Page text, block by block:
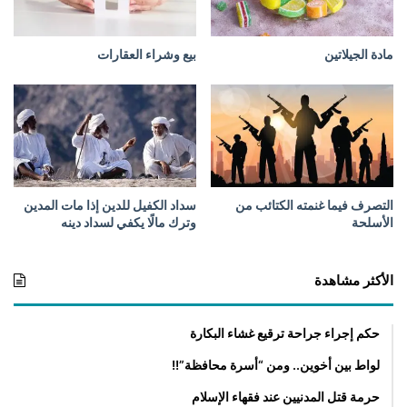
ك
ف
مادة الجيلاتين بيع وشراء العقارات
التصرف فيما غنمته الكتائب من
الأسلحة
سداد الكفيل للدين إذا مات المدين
وترك مالًا يكفي لسداد دينه
الأكثر مشاهدة
حكم إجراء جراحة ترقيع غشاء البكارة
لواط بين أخوين.. ومن “أسرة محافظة”!!
حرمة قتل المدنيين عند فقهاء الإسلام